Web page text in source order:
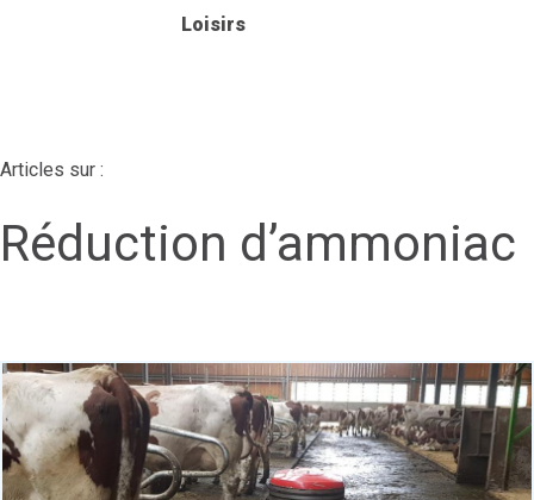
Loisirs
Articles sur :
Réduction d’ammoniac